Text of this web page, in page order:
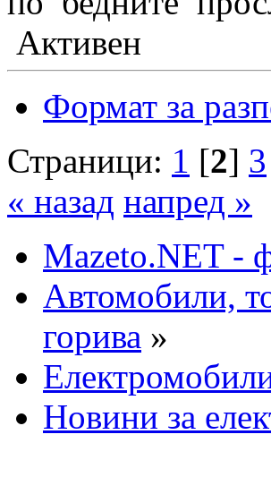
Активен
Формат за
Страници: 1 [2] 3
« назад напред »
Mazeto.NET -
Автомобили,
горива »
Новини за